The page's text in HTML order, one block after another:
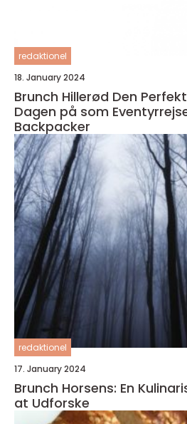
redaktionel
18. January 2024
Brunch Hillerød Den Perfekte Måde at Starte
Dagen på som
Backpacker
redaktionel
17. January 2024
Brunch Horsens: En
at Udforske